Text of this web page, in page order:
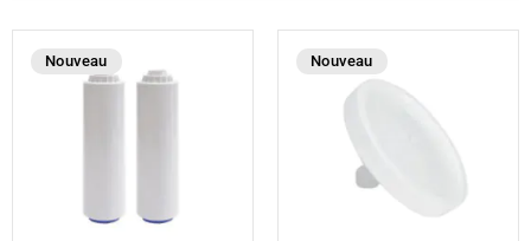
Nouveau Nouveau